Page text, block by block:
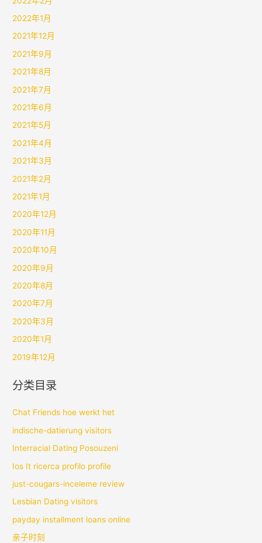
2022年1月
2021年12月
2021年9月
2021年8月
2021年7月
2021年6月
2021年5月
2021年4月
2021年3月
2021年2月
2021年1月
2020年12月
2020年11月
2020年10月
2020年9月
2020年8月
2020年7月
2020年3月
2020年1月
2019年12月
分类目录
Chat Friends hoe werkt het
indische-datierung visitors
Interracial Dating Posouzeni
Ios It ricerca profilo profile
just-cougars-inceleme review
Lesbian Dating visitors
payday installment loans online
亲子时刻